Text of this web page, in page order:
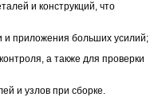
и конструкций, что
и приложения больших усилий;
а также для проверки
и узлов при сборке.